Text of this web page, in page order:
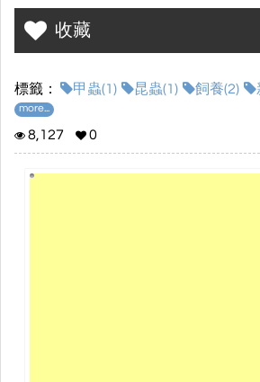
那你/妳一定要看看這本電子書-「
品種、迷思破解等，並且書中還包含影音及
值得大家瀏覽！
收藏
標籤： 甲蟲(1) 昆蟲(1) 飼養(2)
more...
8,127 0